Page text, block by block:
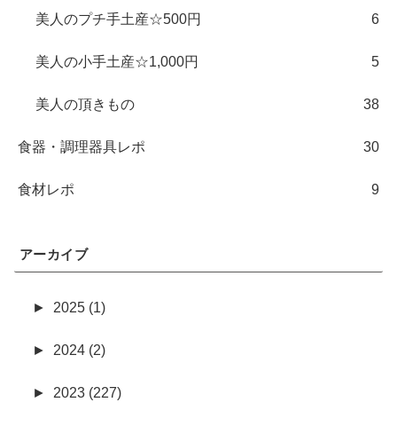
美人のプチ手土産☆500円 6
美人の小手土産☆1,000円 5
美人の頂きもの 38
食器・調理器具レポ 30
食材レポ 9
アーカイブ
► 2025 (1)
► 2024 (2)
► 2023 (227)